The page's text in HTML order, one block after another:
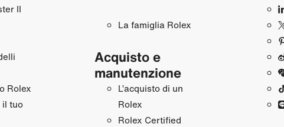
II
Rolex
il tuo
La famiglia Rolex
Acquisto e
manutenzione
L’acquisto di un
Rolex
Rolex Certified